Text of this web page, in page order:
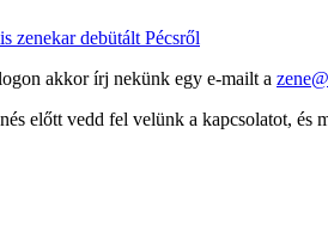
zenekar debütált Pécsről
akkor írj nekünk egy e-mailt a
előtt vedd fel velünk a kapcsolatot,